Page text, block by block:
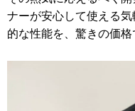
ナーが安心して使える
的な性能を、驚きの価格